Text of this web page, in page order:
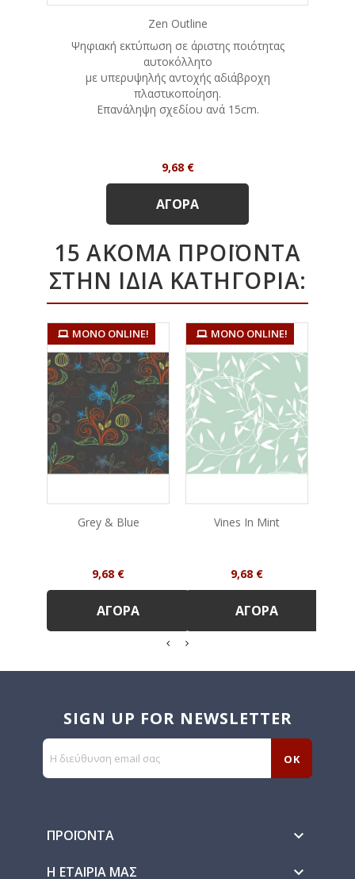
Zen Outline
Ψηφιακή εκτύπωση σε άριστης ποιότητας
αυτοκόλλητο
με υπερυψηλής αντοχής αδιάβροχη
πλαστικοποίηση.
Eπανάληψη σχεδίου ανά 15cm.
Τιμή
9,68 €
ΑΓΟΡΆ
15 ΑΚΌΜΑ ΠΡΟΪΌΝΤΑ
ΣΤΗΝ ΊΔΙΑ ΚΑΤΗΓΟΡΊΑ:
ΜΌΝΟ ONLINE!
Grey & Blue
Τιμή
9,68 €
ΑΓΟΡΆ
ΜΌΝΟ ONLINE!
Vines In Mint
Τιμή
9,68 €
ΑΓΟΡΆ
SIGN UP FOR NEWSLETTER
ΠΡΟΪΌΝΤΑ 
Η ΕΤΑΙΡΊΑ ΜΑΣ 